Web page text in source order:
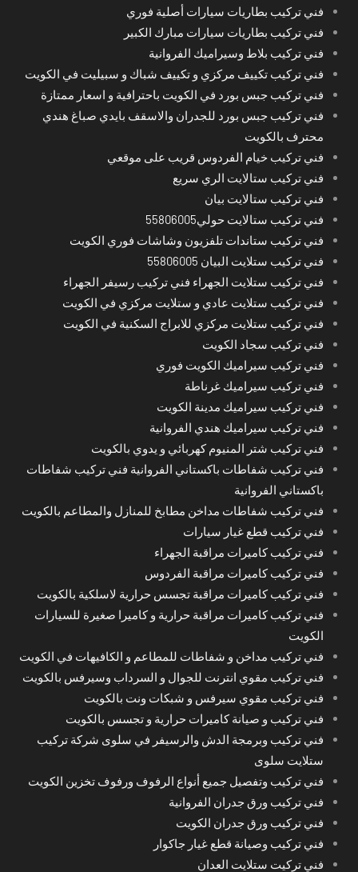
فني تركيب بطاريات سيارات أصلية فوري
فني تركيب بطاريات سيارات مبارك الكبير
فني تركيب بلاط وسيراميك الفروانية
فني تركيب تكييف مركزي و تكييف شباك و سبيليت في الكويت
فني تركيب جبس بورد في الكويت باحترافية و اسعار ممتازة
فني تركيب جبس بورد للجدران والاسقف بايدي صباغ هندي
محترف بالكويت
فني تركيب خيام الفردوس قريب على موقعي
فني تركيب ستالايت الري سريع
فني تركيب ستالايت بيان
فني تركيب ستالايت حولي55806005
فني تركيب ستاندات تلفزيون وشاشات فوري الكويت
فني تركيب ستلايت البيان 55806005
فني تركيب ستلايت الجهراء فني تركيب رسيفر الجهراء
فني تركيب ستلايت عادي و ستلايت مركزي في الكويت
فني تركيب ستلايت مركزي للابراج السكنية في الكويت
فني تركيب سجاد الكويت
فني تركيب سيراميك الكويت فوري
فني تركيب سيراميك غرناطة
فني تركيب سيراميك مدينة الكويت
فني تركيب سيراميك هندي الفروانية
فني تركيب شتر المنيوم كهربائي و يدوي بالكويت
فني تركيب شفاطات باكستاني الفروانية فني تركيب شفاطات
باكستاني الفروانية
فني تركيب شفاطات مداخن مطابخ للمنازل والمطاعم بالكويت
فني تركيب قطع غيار سيارات
فني تركيب كاميرات مراقبة الجهراء
فني تركيب كاميرات مراقبة الفردوس
فني تركيب كاميرات مراقبة تجسس حرارية لاسلكية بالكويت
فني تركيب كاميرات مراقبة حرارية و كاميرا صغيرة للسيارات
الكويت
فني تركيب مداخن و شفاطات للمطاعم و الكافيهات في الكويت
فني تركيب مقوي انترنت للجوال و السرداب وسيرفس بالكويت
فني تركيب مقوي سيرفس و شبكات ونت بالكويت
فني تركيب و صيانة كاميرات حرارية و تجسس بالكويت
فني تركيب وبرمجة الدش والرسيفر في سلوى شركة تركيب
ستلايت سلوى
فني تركيب وتفصيل جميع أنواع الرفوف ورفوف تخزين الكويت
فني تركيب ورق جدران الفروانية
فني تركيب ورق جدران الكويت
فني تركيب وصيانة قطع غيار جاكوار
فني تركيت ستلايت العدان